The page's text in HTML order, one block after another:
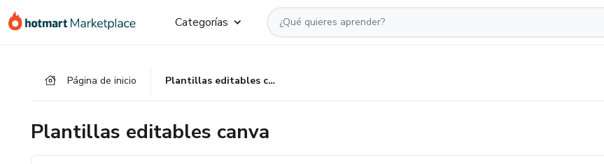
Categorías
Página de inicio Plantillas editables canva
Plantillas editables canva